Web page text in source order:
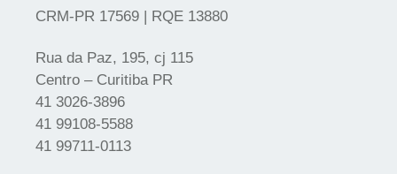
CRM-PR 17569 | RQE 13880
Rua da Paz, 195, cj 115
Centro – Curitiba PR
41 3026-3896
41 99108-5588
41 99711-0113